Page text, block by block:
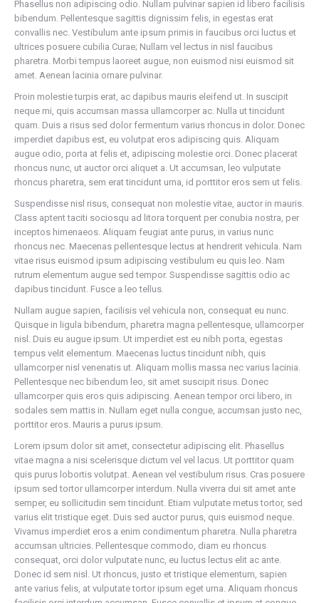
Phasellus non adipiscing odio. Nullam pulvinar sapien id libero facilisis
bibendum. Pellentesque sagittis dignissim felis, in egestas erat
convallis nec. Vestibulum ante ipsum primis in faucibus orci luctus et
ultrices posuere cubilia Curae; Nullam vel lectus in nisl faucibus
pharetra. Morbi tempus laoreet augue, non euismod nisi euismod sit
amet. Aenean lacinia ornare pulvinar.
Proin molestie turpis erat, ac dapibus mauris eleifend ut. In suscipit
neque mi, quis accumsan massa ullamcorper ac. Nulla ut tincidunt
quam. Duis a risus sed dolor fermentum varius rhoncus in dolor. Donec
imperdiet dapibus est, eu volutpat eros adipiscing quis. Aliquam
augue odio, porta at felis et, adipiscing molestie orci. Donec placerat
rhoncus nunc, ut auctor orci aliquet a. Ut accumsan, leo vulputate
rhoncus pharetra, sem erat tincidunt urna, id porttitor eros sem ut felis.
Suspendisse nisl risus, consequat non molestie vitae, auctor in mauris.
Class aptent taciti sociosqu ad litora torquent per conubia nostra, per
inceptos himenaeos. Aliquam feugiat ante purus, in varius nunc
rhoncus nec. Maecenas pellentesque lectus at hendrerit vehicula. Nam
vitae risus euismod ipsum adipiscing vestibulum eu quis leo. Nam
rutrum elementum augue sed tempor. Suspendisse sagittis odio ac
dapibus tincidunt. Fusce a leo tellus.
Nullam augue sapien, facilisis vel vehicula non, consequat eu nunc.
Quisque in ligula bibendum, pharetra magna pellentesque, ullamcorper
nisl. Duis eu augue ipsum. Ut imperdiet est eu nibh porta, egestas
tempus velit elementum. Maecenas luctus tincidunt nibh, quis
ullamcorper nisl venenatis ut. Aliquam mollis massa nec varius lacinia.
Pellentesque nec bibendum leo, sit amet suscipit risus. Donec
ullamcorper quis eros quis adipiscing. Aenean tempor orci libero, in
sodales sem mattis in. Nullam eget nulla congue, accumsan justo nec,
porttitor eros. Mauris a purus ipsum.
Lorem ipsum dolor sit amet, consectetur adipiscing elit. Phasellus
vitae magna a nisi scelerisque dictum vel vel lacus. Ut porttitor quam
quis purus lobortis volutpat. Aenean vel vestibulum risus. Cras posuere
ipsum sed tortor ullamcorper interdum. Nulla viverra dui sit amet ante
semper, eu sollicitudin sem tincidunt. Etiam vulputate metus tortor, sed
varius elit tristique eget. Duis sed auctor purus, quis euismod neque.
Vivamus imperdiet eros a enim condimentum pharetra. Nulla pharetra
accumsan ultricies. Pellentesque commodo, diam eu rhoncus
consequat, orci dolor vulputate nunc, eu luctus lectus elit ac ante.
Donec id sem nisl. Ut rhoncus, justo et tristique elementum, sapien
ante varius felis, at vulputate tortor ipsum eget urna. Aliquam rhoncus